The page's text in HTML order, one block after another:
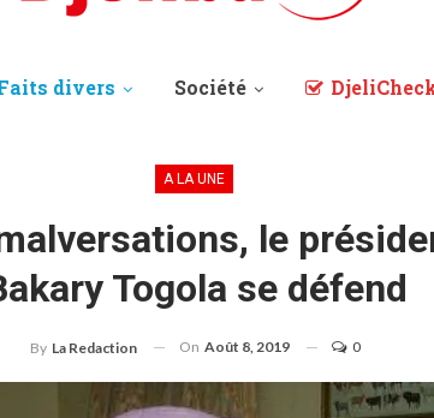
divers Société
A LA UNE
le
Togola se défend
By La Redaction On Août 8, 2019 0